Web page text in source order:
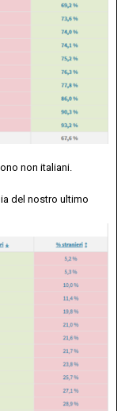
non italiani.
del nostro ultimo